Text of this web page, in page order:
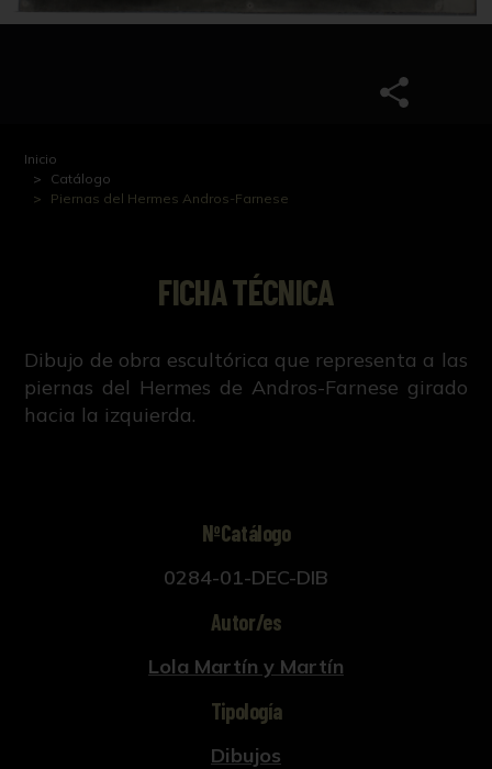
Inicio
Catálogo
Piernas del Hermes Andros-Farnese
FICHA TÉCNICA
Dibujo de obra escultórica que representa a las
piernas del Hermes de Andros-Farnese girado
hacia la izquierda.
NºCatálogo
0284-01-DEC-DIB
Autor/es
Lola Martín y Martín
Tipología
Dibujos